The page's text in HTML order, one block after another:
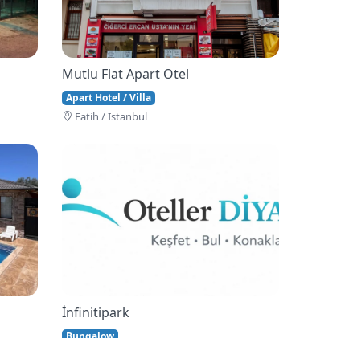
Mutlu Flat Apart Otel
Apart Hotel / Villa
Fati̇h / İstanbul
İnfinitipark